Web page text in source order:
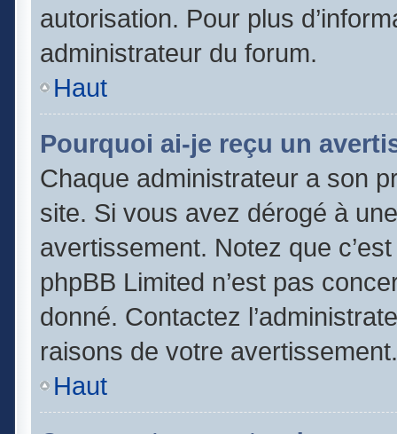
autorisation. Pour plus
administrateur du forum.
Haut
Pourquoi ai-je reçu un
Chaque administrateur a son
site. Si vous avez dérogé à
avertissement. Notez que
phpBB Limited n’est pas
donné. Contactez
raisons de votre avertissement.
Haut